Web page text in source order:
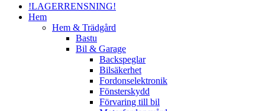
!LAGERRENSNING!
Hem
Hem & Trädgård
Bastu
Bil & Garage
Backspeglar
Bilsäkerhet
Fordonselektronik
Fönsterskydd
Förvaring till bil